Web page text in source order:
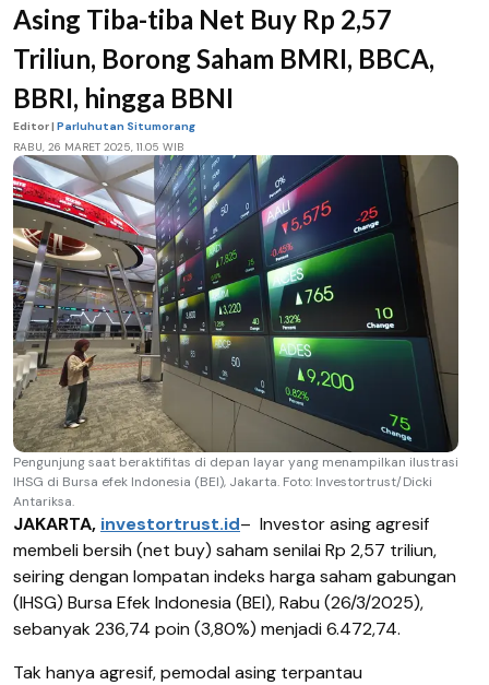
Asing Tiba-tiba Net Buy Rp 2,57
Triliun, Borong Saham BMRI, BBCA,
BBRI, hingga BBNI
Editor | Parluhutan Situmorang
RABU, 26 MARET 2025, 11.05 WIB
Pengunjung saat beraktifitas di depan layar yang menampilkan ilustrasi
IHSG di Bursa efek Indonesia (BEI), Jakarta. Foto: Investortrust/Dicki
Antariksa.
JAKARTA, investortrust.id– Investor asing agresif
membeli bersih (net buy) saham senilai Rp 2,57 triliun,
seiring dengan lompatan indeks harga saham gabungan
(IHSG) Bursa Efek Indonesia (BEI), Rabu (26/3/2025),
sebanyak 236,74 poin (3,80%) menjadi 6.472,74.
Tak hanya agresif, pemodal asing terpantau